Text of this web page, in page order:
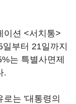
이션 <서치통>
부터 21일까지
는 특별사면제
.
는 '대통령의